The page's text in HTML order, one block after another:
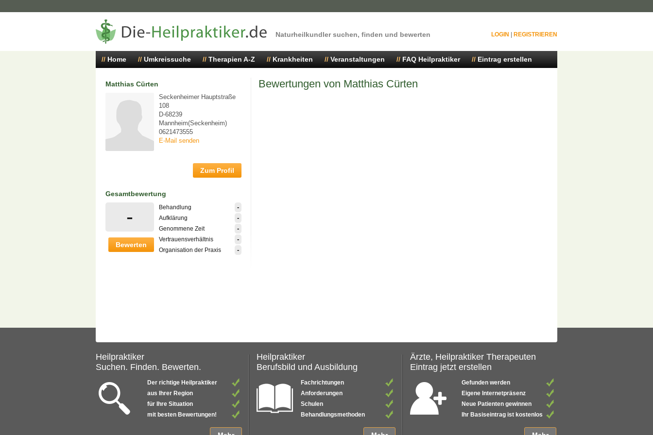
Naturheilkundler suchen, finden und bewerten LOGIN REGISTRIEREN
Home Umkreissuche Therapien A-Z Krankheiten Veranstaltungen FAQ Heilpraktiker Eintrag erstellen
Matthias Cürten
Seckenheimer Hauptstraße
108
D-68239
Mannheim(Seckenheim)
0621473555
E-Mail senden
Zum Profil
Gesamtbewertung
-
Bewerten
Behandlung -
Aufklärung -
Genommene Zeit -
Vertrauensverhältnis -
Organisation der Praxis -
Bewertungen von Matthias Cürten
Heilpraktiker
Suchen. Finden. Bewerten.
Der richtige Heilpraktiker
aus Ihrer Region
für Ihre Situation
mit besten Bewertungen!
Heilpraktiker
Berufsbild und Ausbildung
Fachrichtungen
Anforderungen
Schulen
Behandlungsmethoden
Ärzte, Heilpraktiker Therapeuten
Eintrag jetzt erstellen
Gefunden werden
Eigene Internetpräsenz
Neue Patienten gewinnen
Ihr Basiseintrag ist kostenlos